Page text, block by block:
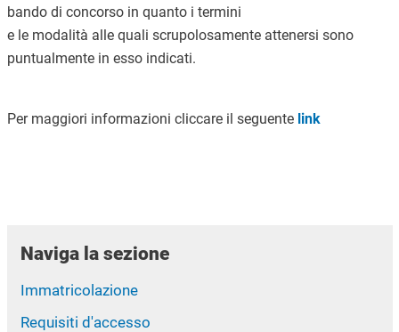
bando di concorso in quanto i termini
e le modalità alle quali scrupolosamente attenersi sono
puntualmente in esso indicati.
Per maggiori informazioni cliccare il seguente link
Naviga la sezione
Immatricolazione
Requisiti d'accesso